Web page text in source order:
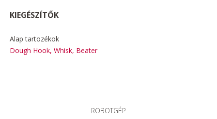
KIEGÉSZÍTŐK
Alap tartozékok
Dough Hook, Whisk, Beater
ROBOTGÉP